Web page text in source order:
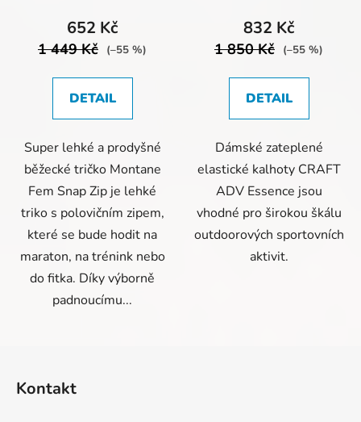
652 Kč
1 449 Kč (–55 %)
DETAIL
Super lehké a prodyšné
běžecké tričko Montane
Fem Snap Zip je lehké
triko s polovičním zipem,
které se bude hodit na
maraton, na trénink nebo
do fitka. Díky výborně
padnoucímu...
832 Kč
1 850 Kč (–55 %)
DETAIL
Dámské zateplené
elastické kalhoty CRAFT
ADV Essence jsou
vhodné pro širokou škálu
outdoorových sportovních
aktivit.
Kontakt